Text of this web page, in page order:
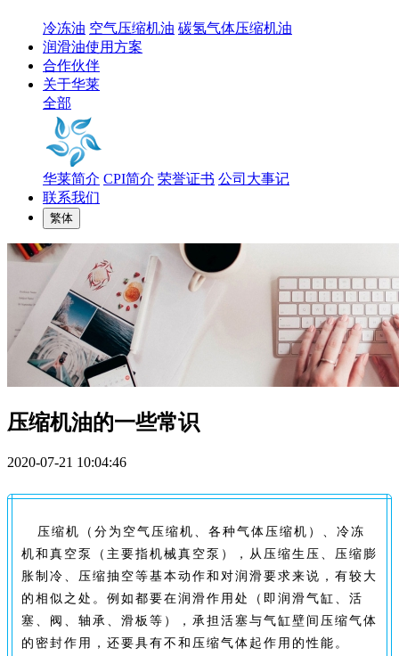
冷冻油 空气压缩机油 碳氢气体压缩机油
润滑油使用方案
合作伙伴
关于华莱
全部
华莱简介 CPI简介 荣誉证书 公司大事记
联系我们
繁体
压缩机油的一些常识
2020-07-21 10:04:46
压缩机（分为空气压缩机、各种气体压缩机）、冷冻
机和真空泵（主要指机械真空泵），从压缩生压、压缩膨
胀制冷、压缩抽空等基本动作和对润滑要求来说，有较大
的相似之处。例如都要在润滑作用处（即润滑气缸、活
塞、阀、轴承、滑板等），承担活塞与气缸壁间压缩气体
的密封作用，还要具有不和压缩气体起作用的性能。